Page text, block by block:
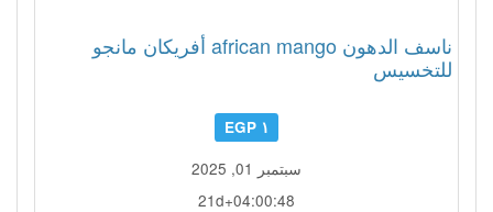
ناسف الدهون african mango أفريكان مانجو
للتخسيس
١ EGP
سبتمبر 01, 2025
21d+04:00:45